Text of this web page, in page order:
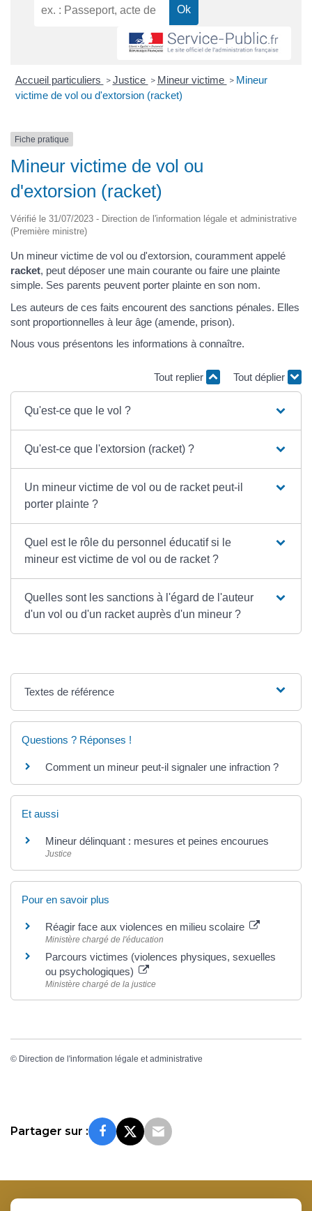
Accueil particuliers > Justice > Mineur victime > Mineur
victime de vol ou d'extorsion (racket)
Fiche pratique
Mineur victime de vol ou
d'extorsion (racket)
Vérifié le 31/07/2023 - Direction de l'information légale et administrative
(Première ministre)
Un mineur victime de vol ou d'extorsion, couramment appelé
racket, peut déposer une main courante ou faire une plainte
simple. Ses parents peuvent porter plainte en son nom.
Les auteurs de ces faits encourent des sanctions pénales. Elles
sont proportionnelles à leur âge (amende, prison).
Nous vous présentons les informations à connaître.
Tout replier Tout déplier
Qu'est-ce que le vol ?
Qu'est-ce que l'extorsion (racket) ?
Un mineur victime de vol ou de racket peut-il
porter plainte ?
Quel est le rôle du personnel éducatif si le
mineur est victime de vol ou de racket ?
Quelles sont les sanctions à l'égard de l'auteur
d'un vol ou d'un racket auprès d'un mineur ?
Textes de référence
Questions ? Réponses !
Comment un mineur peut-il signaler une infraction ?
Et aussi
Mineur délinquant : mesures et peines encourues
Justice
Pour en savoir plus
Réagir face aux violences en milieu scolaire
Ministère chargé de l'éducation
Parcours victimes (violences physiques, sexuelles
ou psychologiques)
Ministère chargé de la justice
© Direction de l'information légale et administrative
Partager sur :